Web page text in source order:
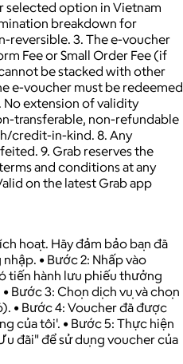
selected option in Vietnam
breakdown for
reversible. 3. The e-voucher
Fee or Small Order Fee (if
be stacked with other
e-voucher must be redeemed
extension of validity
transferable, non-refundable
credit-in-kind. 8. Any
9. Grab reserves the
and conditions at any
on the latest Grab app
hoạt. Hãy đảm bảo bạn đã
• Bước 2: Nhấp vào
tiến hành lưu phiếu thưởng
Bước 3: Chọn dịch vụ và chọn
• Bước 4: Voucher đã được
của tôi'. • Bước 5: Thực hiện
đãi" để sử dụng voucher của